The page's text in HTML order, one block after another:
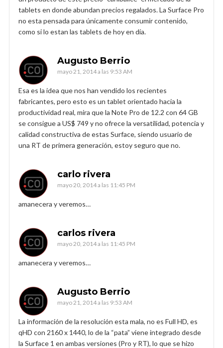
tablets en donde abundan precios regalados. La Surface Pro
no esta pensada para únicamente consumir contenido,
como si lo estan las tablets de hoy en día.
Augusto Berrio
mayo 21, 2014 a las 9:53 AM
Esa es la idea que nos han vendido los recientes
fabricantes, pero esto es un tablet orientado hacia la
productividad real, mira que la Note Pro de 12.2 con 64 GB
se consigue a US$ 749 y no ofrece la versatilidad, potencia y
calidad constructiva de estas Surface, siendo usuario de
una RT de primera generación, estoy seguro que no.
carlo rivera
mayo 20, 2014 a las 11:45 PM
amanecera y veremos…
carlos rivera
mayo 20, 2014 a las 11:45 PM
amanecera y veremos…
Augusto Berrio
mayo 21, 2014 a las 9:53 AM
La información de la resolución esta mala, no es Full HD, es
qHD con 2160 x 1440, lo de la “pata” viene integrado desde
la Surface 1 en ambas versiones (Pro y RT), lo que se hizo